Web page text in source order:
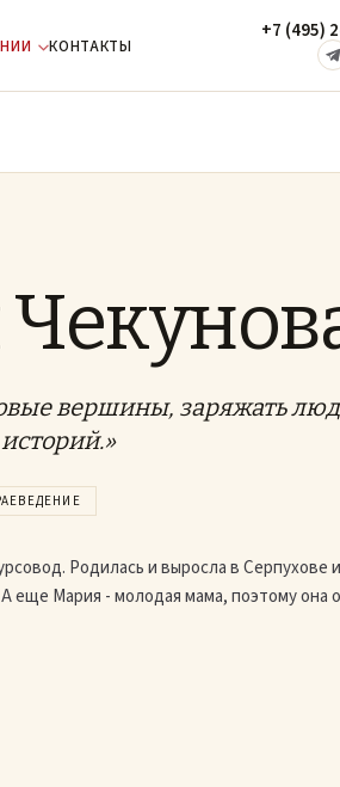
КОНТАКТЫ
+7 (495)
вершины, заряжать
Родилась и выросла в Серпухове
еще Мария - молодая мама, поэтому она